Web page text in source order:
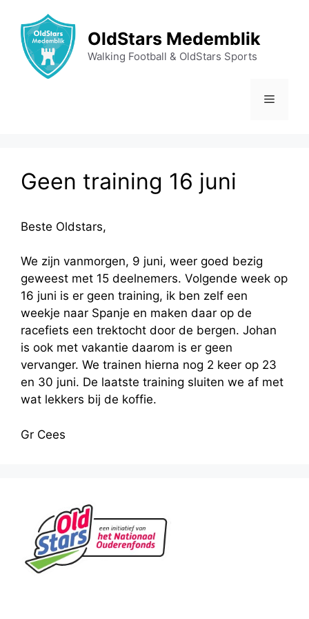
naar
inhoud
OldStars Medemblik
Walking Football & OldStars Sports
Menu
Geen training 16 juni
Beste Oldstars,
We zijn vanmorgen, 9 juni, weer goed bezig
geweest met 15 deelnemers. Volgende week op
16 juni is er geen training, ik ben zelf een
weekje naar Spanje en maken daar op de
racefiets een trektocht door de bergen. Johan
is ook met vakantie daarom is er geen
vervanger. We trainen hierna nog 2 keer op 23
en 30 juni. De laatste training sluiten we af met
wat lekkers bij de koffie.
Gr Cees